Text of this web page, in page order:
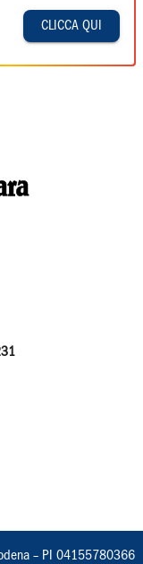
CLICCA QUI
– PI 04155780366